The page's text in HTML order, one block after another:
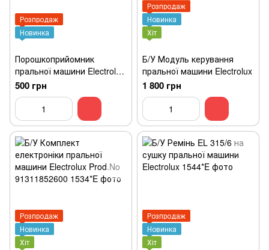
Розпродаж
Новинка
Порошкоприйомник
пральної машини Electrolux
110488600
500 грн
Розпродаж
Новинка
Хіт
Б/У Модуль керування
пральної машини Electrolux
1 800 грн
Розпродаж
Новинка
Хіт
Розпродаж
Новинка
Хіт